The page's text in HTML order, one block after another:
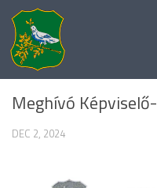
Skip to content
HELYI HÍREK
Meghívó
DEC 2, 2024